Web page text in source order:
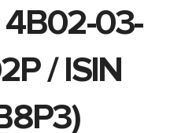
03-
/ ISIN